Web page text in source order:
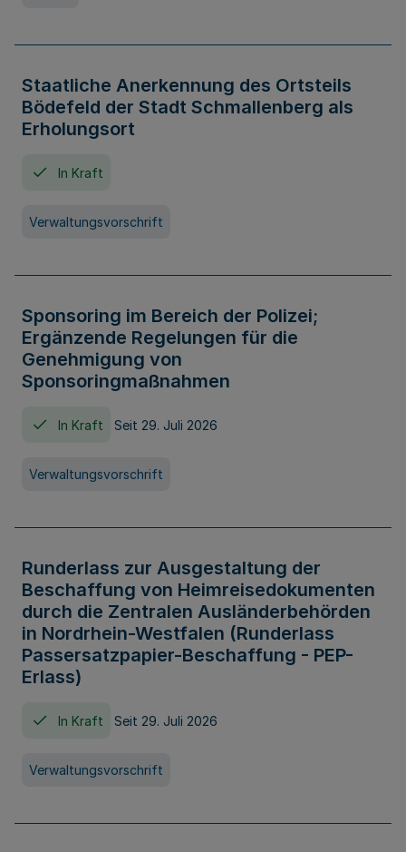
Staatliche Anerkennung des Ortsteils
Bödefeld der Stadt Schmallenberg als
Erholungsort
In Kraft
Verwaltungsvorschrift
Sponsoring im Bereich der Polizei;
Ergänzende Regelungen für die
Genehmigung von
Sponsoringmaßnahmen
In Kraft Seit 29. Juli 2026
Verwaltungsvorschrift
Runderlass zur Ausgestaltung der
Beschaffung von Heimreisedokumenten
durch die Zentralen Ausländerbehörden
in Nordrhein-Westfalen (Runderlass
Passersatzpapier-Beschaffung - PEP-
Erlass)
In Kraft Seit 29. Juli 2026
Verwaltungsvorschrift